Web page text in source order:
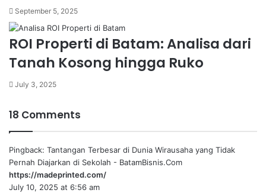
September 5, 2025
ROI Properti di Batam: Analisa dari
Tanah Kosong hingga Ruko
July 3, 2025
18 Comments
Pingback: Tantangan Terbesar di Dunia Wirausaha yang Tidak
Pernah Diajarkan di Sekolah - BatamBisnis.Com
https://madeprinted.com/
July 10, 2025 at 6:56 am